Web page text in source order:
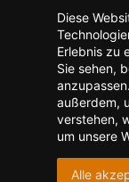
Diese
Erlebnis zu
Sie sehen,
außerdem,
verstehen,
um unsere
Alle
Kontakt zum Verlag
Barrierefreiheit